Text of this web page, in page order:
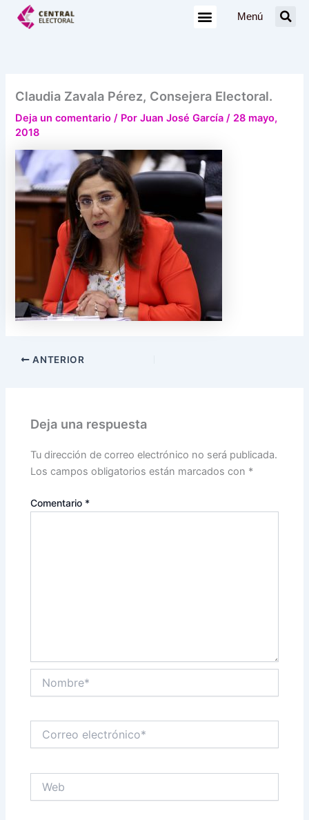
Menú
Claudia Zavala Pérez, Consejera Electoral.
Deja un comentario / PorJuan José García/ 28 mayo,
2018
ANTERIOR
Deja una respuesta
Tu dirección de correo electrónico no será publicada.
Los campos obligatorios están marcados con *
Comentario *
electrónico*